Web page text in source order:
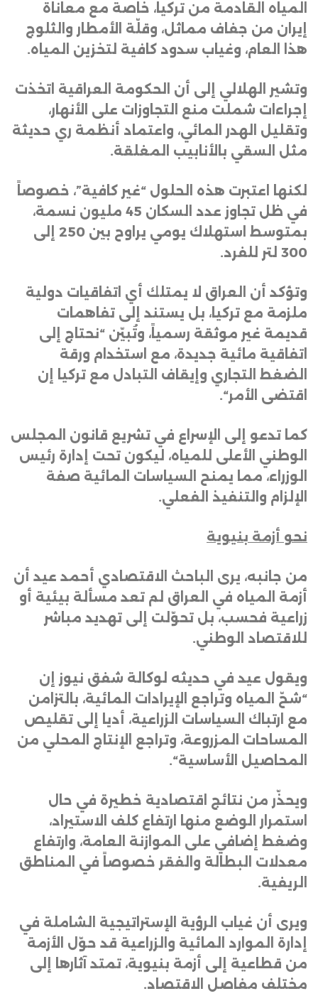
المياه القادمة من تركيا، خاصة مع معاناة
إيران من جفاف مماثل، وقلّة الأمطار والثلوج
هذا العام، وغياب سدود كافية لتخزين المياه.
وتشير الهلالي إلى أن الحكومة العراقية اتخذت
إجراءات شملت منع التجاوزات على الأنهار،
وتقليل الهدر المائي، واعتماد أنظمة ري حديثة
مثل السقي بالأنابيب المغلقة.
لكنها اعتبرت هذه الحلول “غير كافية”، خصوصاً
في ظل تجاوز عدد السكان 45 مليون نسمة،
بمتوسط استهلاك يومي يراوح بين 250 إلى
300 لتر للفرد
.
وتؤكد أن العراق لا يمتلك أي اتفاقيات دولية
ملزمة مع تركيا، بل يستند إلى تفاهمات
قديمة غير موثقة رسمياً، وتُبيّن “نحتاج إلى
اتفاقية مائية جديدة، مع استخدام ورقة
الضغط التجاري وإيقاف التبادل مع تركيا إن
اقتضى الأمر“.
كما تدعو إلى الإسراع في تشريع قانون المجلس
الوطني الأعلى للمياه، ليكون تحت إدارة رئيس
الوزراء، مما يمنح السياسات المائية صفة
الإلزام والتنفيذ الفعلي.
نحو أزمة بنيوية
من جانبه، يرى الباحث الاقتصادي أحمد عيد أن
أزمة المياه في العراق لم تعد مسألة بيئية أو
زراعية فحسب، بل تحوّلت إلى تهديد مباشر
للاقتصاد الوطني.
ويقول عيد في حديثه لوكالة شفق نيوز إن
“شحّ المياه وتراجع الإيرادات المائية، بالتزامن
مع ارتباك السياسات الزراعية، أديا إلى تقليص
المساحات المزروعة، وتراجع الإنتاج المحلي من
المحاصيل الأساسية“.
ويحذّر من نتائج اقتصادية خطيرة في حال
استمرار الوضع منها ارتفاع كلف الاستيراد،
وضغط إضافي على الموازنة العامة، وارتفاع
معدلات البطالة والفقر خصوصاً في المناطق
الريفية.
ويرى أن غياب الرؤية الإستراتيجية الشاملة في
إدارة الموارد المائية والزراعية قد حوّل الأزمة
من قطاعية إلى أزمة بنيوية، تمتد آثارها إلى
مختلف مفاصل الاقتصاد.